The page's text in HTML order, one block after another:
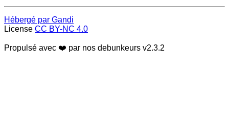
Hébergé par Gandi
License CC BY-NC 4.0
Propulsé avec ❤️ par nos debunkeurs v2.3.2